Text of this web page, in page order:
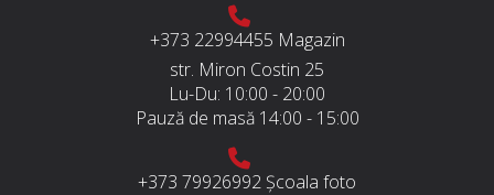
+373 22994455 Magazin
str. Miron Costin 25
Lu-Du: 10:00 - 20:00
Pauză de masă 14:00 - 15:00
+373 79926992 Școala foto